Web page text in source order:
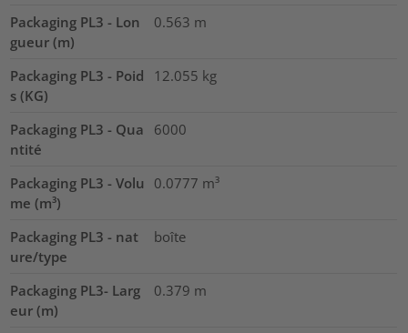
Packaging PL3 - Lon
gueur (m)
0.563 m
Packaging PL3 - Poid
s (KG)
12.055 kg
Packaging PL3 - Qua
ntité
6000
Packaging PL3 - Volu
me (m³)
0.0777 m³
Packaging PL3 - nat
ure/type
boîte
Packaging PL3- Larg
eur (m)
0.379 m